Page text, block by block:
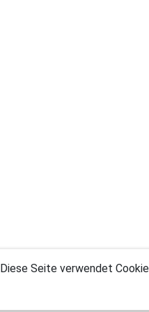
Diese Seite verwendet